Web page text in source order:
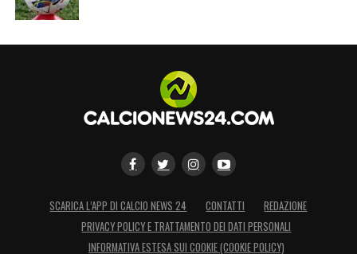
SCARICA L’APP DI CALCIO NEWS 24 CONTATTI
REDAZIONE
PRIVACY POLICY E TRATTAMENTO DEI DATI PERSONALI
INFORMATIVA ESTESA SUI COOKIE (COOKIE POLICY)